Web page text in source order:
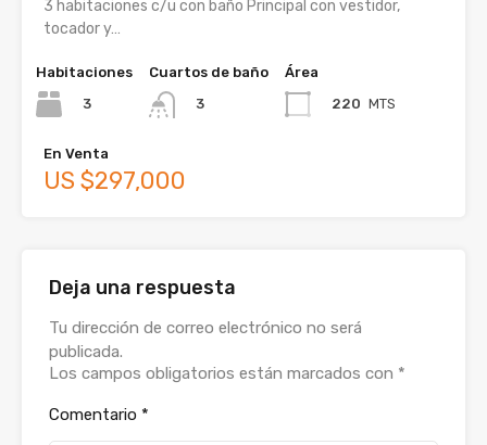
3 habitaciones c/u con baño Principal con vestidor,
tocador y…
Habitaciones
3
Cuartos de baño
3
Área
220 MTS
En Venta
US $297,000
Deja una respuesta
Tu dirección de correo electrónico no será
publicada.
Los campos obligatorios están marcados con *
Comentario *